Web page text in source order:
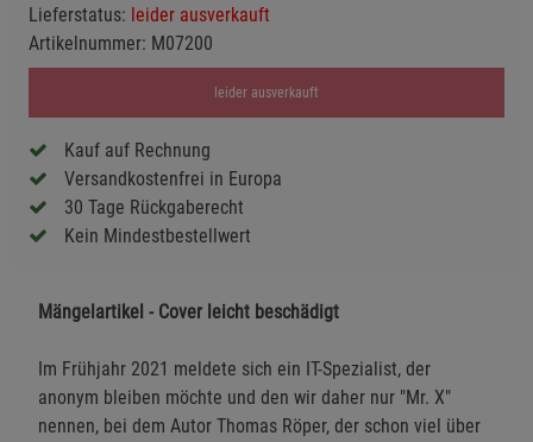
Lieferstatus: leider ausverkauft
Artikelnummer: M07200
leider ausverkauft
Kauf auf Rechnung
Versandkostenfrei in Europa
30 Tage Rückgaberecht
Kein Mindestbestellwert
Mängelartikel - Cover leicht beschädigt
Im Frühjahr 2021 meldete sich ein IT-Spezialist, der
anonym bleiben möchte und den wir daher nur "Mr. X"
nennen, bei dem Autor Thomas Röper, der schon viel über